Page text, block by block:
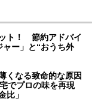
ト！ 節約アドバイ
ー」と“おうち外
くなる致命的な原因
でプロの味を再現
比」